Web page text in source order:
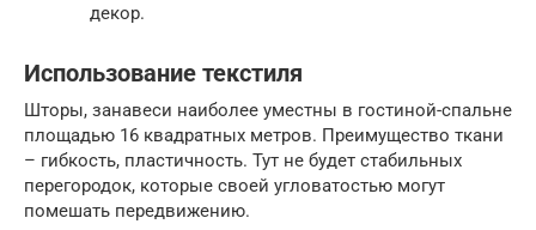
декор.
Использование текстиля
Шторы, занавеси наиболее уместны в гостиной-спальне
площадью 16 квадратных метров. Преимущество ткани
– гибкость, пластичность. Тут не будет стабильных
перегородок, которые своей угловатостью могут
помешать передвижению.